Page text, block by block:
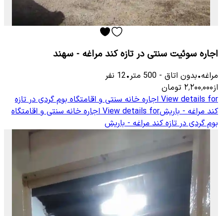
اجاره سوئیت سنتی در تازه کند مراغه - سهند
مراغه•بدون اتاق -
500 متر•
12 نفر
از۲٬۲۰۰٬۰۰۰ تومان
View details for اجاره خانه سنتی و اقامتگاه بوم گردی در تازه
کند مراغه - باریشView details for اجاره خانه سنتی و اقامتگاه
بوم گردی در تازه کند مراغه - باریش